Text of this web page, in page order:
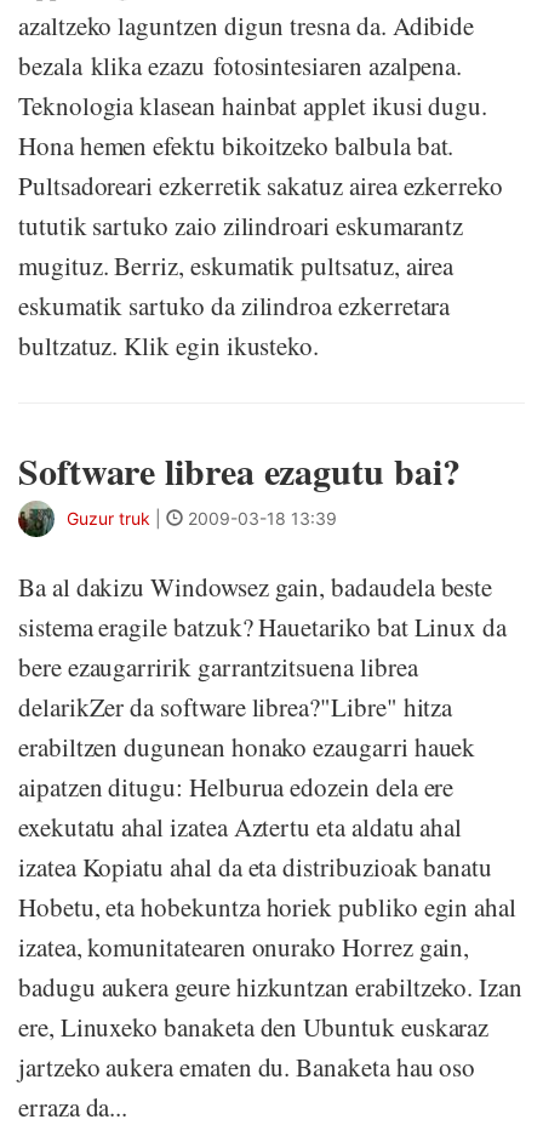
azaltzeko laguntzen digun tresna da. Adibide
bezala klika ezazu fotosintesiaren azalpena.
Teknologia klasean hainbat applet ikusi dugu.
Hona hemen efektu bikoitzeko balbula bat.
Pultsadoreari ezkerretik sakatuz airea ezkerreko
tututik sartuko zaio zilindroari eskumarantz
mugituz. Berriz, eskumatik pultsatuz, airea
eskumatik sartuko da zilindroa ezkerretara
bultzatuz. Klik egin ikusteko.
Software librea ezagutu bai?
Guzur truk 2009-03-18 13:39
Ba al dakizu Windowsez gain, badaudela beste
sistema eragile batzuk? Hauetariko bat Linux da
bere ezaugarririk garrantzitsuena librea
delarikZer da software librea?"Libre" hitza
erabiltzen dugunean honako ezaugarri hauek
aipatzen ditugu: Helburua edozein dela ere
exekutatu ahal izatea Aztertu eta aldatu ahal
izatea Kopiatu ahal da eta distribuzioak banatu
Hobetu, eta hobekuntza horiek publiko egin ahal
izatea, komunitatearen onurako Horrez gain,
badugu aukera geure hizkuntzan erabiltzeko. Izan
ere, Linuxeko banaketa den Ubuntuk euskaraz
jartzeko aukera ematen du. Banaketa hau oso
erraza da...